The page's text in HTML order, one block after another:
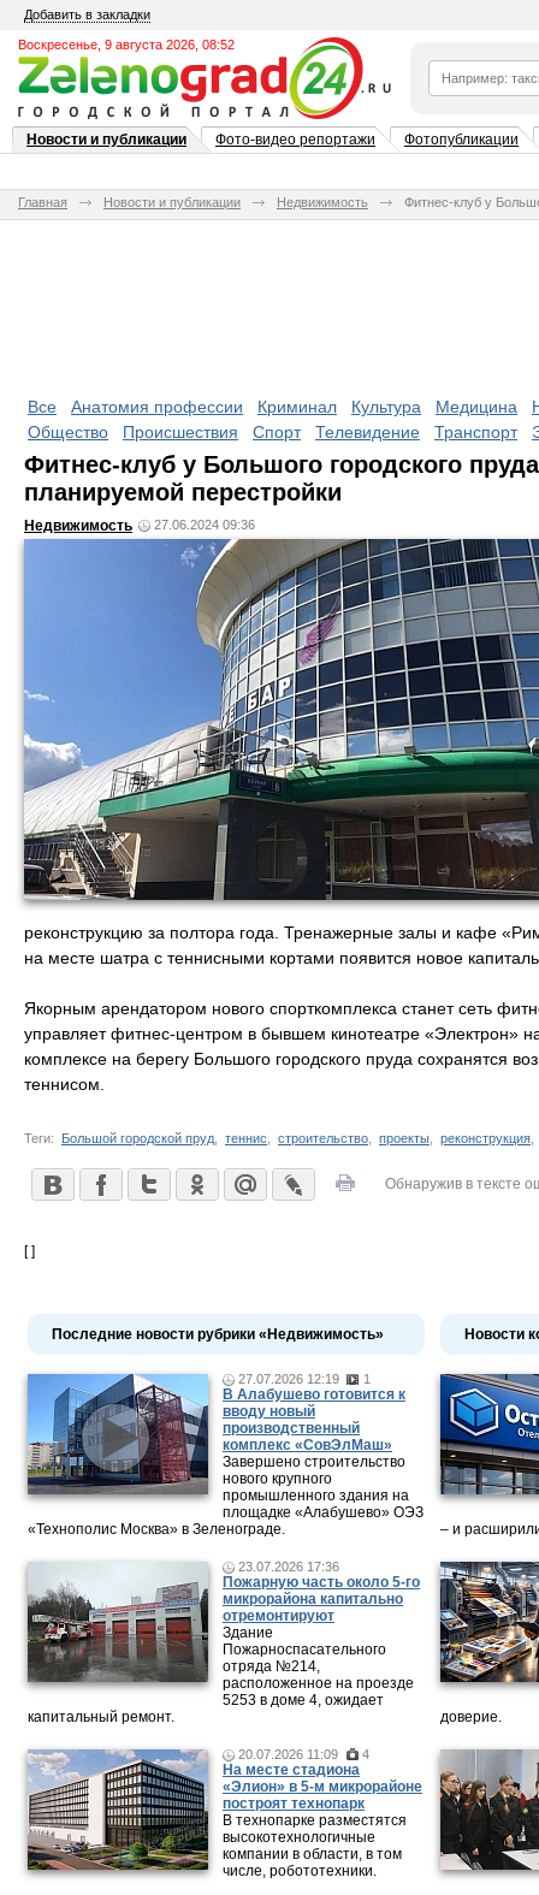
Добавить в закладки
Воскресенье, 9 августа 2026, 08:52
Новости и публикации Фото-видео репортажи Фотопубликации
Главная Новости и публикации Недвижимость Фитнес-клуб у
Все Анатомия профессии Криминал Культура Медицина
Общество
Происшествия Спорт Телевидение Транспорт
Фитнес-клуб у Большого городского
планируемой перестройки
Недвижимость 27.06.2024 09:36
реконструкцию за полтора года. Тренажерные залы и кафе
на месте шатра с теннисными кортами появится новое
Якорным арендатором нового спорткомплекса станет сеть
управляет фитнес-центром в бывшем кинотеатре «Электрон»
комплексе на берегу Большого городского пруда сохранятся
теннисом.
Теги: Большой городской пруд теннис строительство проекты реконструкция
Обнаружив в тексте
[ ]
Последние новости рубрики «Недвижимость»
27.07.2026 12:19 1
В Алабушево готовится к
вводу новый
производственный
комплекс «СовЭлМаш»
Завершено строительство
нового крупного
промышленного здания на
площадке «Алабушево» ОЭЗ
«Технополис Москва» в Зеленограде.
23.07.2026 17:36
Пожарную часть около 5-го
микрорайона капитально
отремонтируют
Здание
Пожарноспасательного
отряда №214,
расположенное на проезде
5253 в доме 4, ожидает
капитальный ремонт.
20.07.2026 11:09 4
На месте стадиона
«Элион» в 5-м микрорайоне
построят технопарк
В технопарке разместятся
высокотехнологичные
компании в области, в том
числе, робототехники.
Новости
– и
доверие.